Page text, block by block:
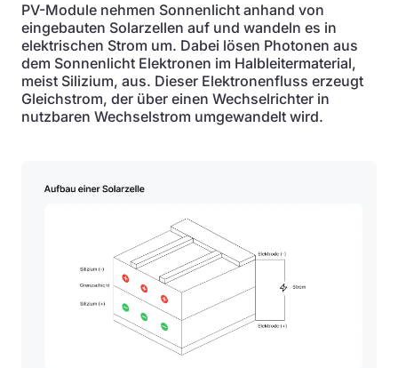
PV-Module nehmen Sonnenlicht anhand von
eingebauten Solarzellen auf und wandeln es in
elektrischen Strom um. Dabei lösen Photonen aus
dem Sonnenlicht Elektronen im Halbleitermaterial,
meist Silizium, aus. Dieser Elektronenfluss erzeugt
Gleichstrom, der über einen Wechselrichter in
nutzbaren Wechselstrom umgewandelt wird.